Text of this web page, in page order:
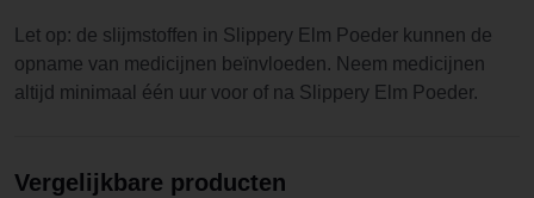
Let op: de slijmstoffen in Slippery Elm Poeder kunnen de
opname van medicijnen beïnvloeden. Neem medicijnen
altijd minimaal één uur voor of na Slippery Elm Poeder.
Vergelijkbare producten